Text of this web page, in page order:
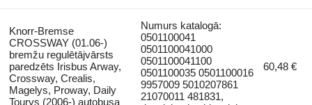
Knorr-Bremse
CROSSWAY (01.06-)
bremžu regulētājvārsts
paredzēts Irisbus Arway,
Crossway, Crealis,
Magelys, Proway, Daily
Tourys (2006-) autobusa
Numurs katalogā:
0501100041
0501100041000
0501100041100
0501100035 0501100016
9957009 5010207861
21070011 481831,
60,48 €